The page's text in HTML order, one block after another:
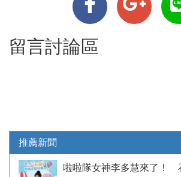
留言討論區
推薦新聞
啦啦隊女神李多慧來了！